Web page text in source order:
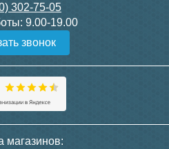
302-75-05
9.00-19.00
звонок
магазинов: